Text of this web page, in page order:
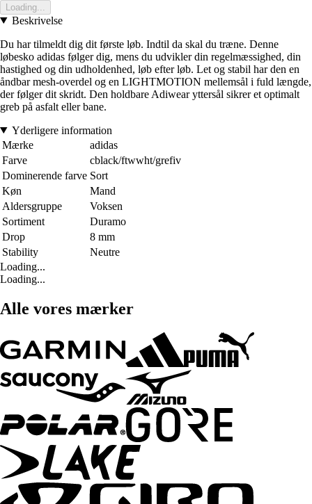
Loading...
Beskrivelse
Du har tilmeldt dig dit første løb. Indtil da skal du træne. Denne
løbesko adidas følger dig, mens du udvikler din regelmæssighed, din
hastighed og din udholdenhed, løb efter løb. Let og stabil har den en
åndbar mesh-overdel og en LIGHTMOTION mellemsål i fuld længde,
der følger dit skridt. Den holdbare Adiwear yttersål sikrer et optimalt
greb på asfalt eller bane.
Yderligere information
Mærke
adidas
Farve
cblack/ftwwht/grefiv
Dominerende farve Sort
Køn
Mand
Aldersgruppe
Voksen
Sortiment
Duramo
Drop
8 mm
Stability
Neutre
Loading...
Loading...
Alle vores mærker